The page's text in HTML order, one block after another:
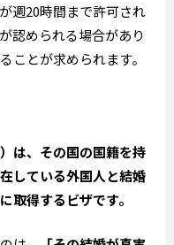
週20時間まで許可され
認められる場合があり
ことが求められます。
は、その国の国籍を持
している外国人と結婚
取得するビザです。